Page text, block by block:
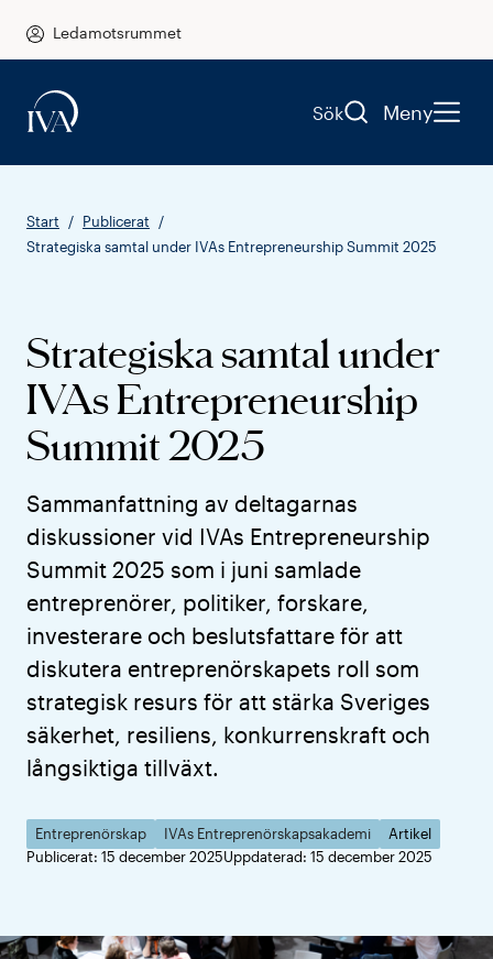
Ledamotsrummet
Sök Meny
Start
Publicerat
Strategiska samtal under IVAs Entrepreneurship Summit 2025
Strategiska samtal under
IVAs Entrepreneurship
Summit 2025
Sammanfattning av deltagarnas
diskussioner vid IVAs Entrepreneurship
Summit 2025 som i juni samlade
entreprenörer, politiker, forskare,
investerare och beslutsfattare för att
diskutera entreprenörskapets roll som
strategisk resurs för att stärka Sveriges
säkerhet, resiliens, konkurrenskraft och
långsiktiga tillväxt.
Entreprenörskap IVAs Entreprenörskapsakademi
Artikel
Publicerat: 15 december 2025Uppdaterad: 15 december 2025